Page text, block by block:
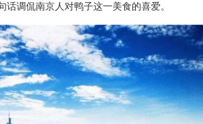
调侃南京人对鸭子这一美食的喜爱。